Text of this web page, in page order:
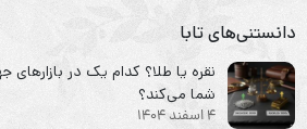
دانستنی‌های تابا
نقره یا طلا؟ کدام یک در
شما می‌کند؟
4 اسفند 1404